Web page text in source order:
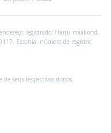
registrado: Harju maakond,
Estonia; número de registro:
de seus respectivos donos.